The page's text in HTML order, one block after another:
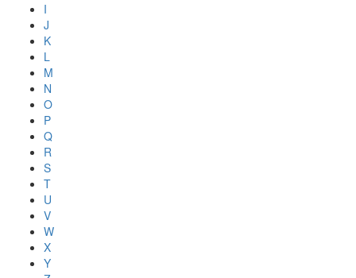
I
J
K
L
M
N
O
P
Q
R
S
T
U
V
W
X
Y